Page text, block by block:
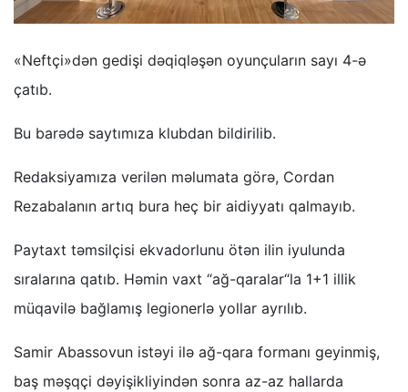
«Neftçi»dən gedişi dəqiqləşən oyunçuların sayı 4-ə
çatıb.
Bu barədə saytımıza klubdan bildirilib.
Redaksiyamıza verilən məlumata görə, Cordan
Rezabalanın artıq bura heç bir aidiyyatı qalmayıb.
Paytaxt təmsilçisi ekvadorlunu ötən ilin iyulunda
sıralarına qatıb. Həmin vaxt “ağ-qaralar“la 1+1 illik
müqavilə bağlamış legionerlə yollar ayrılıb.
Samir Abassovun istəyi ilə ağ-qara formanı geyinmiş,
baş məşqçi dəyişikliyindən sonra az-az hallarda